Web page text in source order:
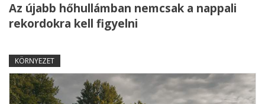
Az újabb hőhullámban nemcsak a nappali
rekordokra kell figyelni
KÖRNYEZET